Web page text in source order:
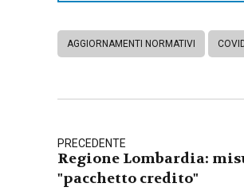
AGGIORNAMENTI NORMATIVI
PRECEDENTE
Regione Lombardia:
"pacchetto credito"